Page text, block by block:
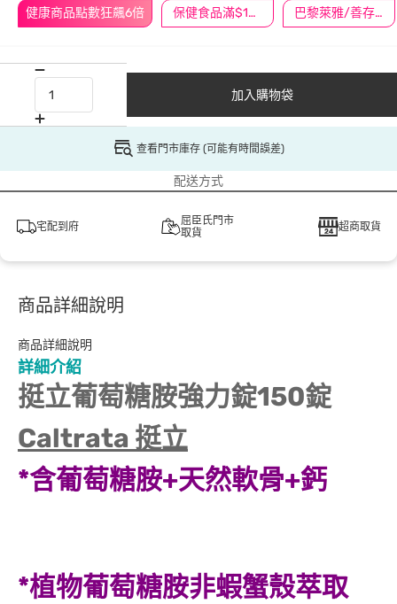
健康商品點數狂飆6倍 保健食品滿$1200送$100 巴黎萊雅/善存/挺立/克補滿$1588折$100
加入購物袋
查看門市庫存 (可能有時間誤差)
配送方式
宅配到府
屈臣氏門市
取貨
超商取貨
商品詳細說明
商品詳細說明
詳細介紹
挺立葡萄糖胺強力錠150錠
Caltrata 挺立
*含葡萄糖胺+天然軟骨+鈣
*植物葡萄糖胺非蝦蟹殼萃取